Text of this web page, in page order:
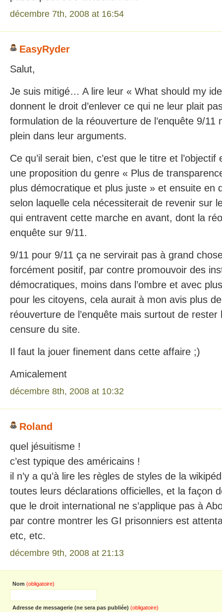
décembre 7th, 2008 at 16:54
EasyRyder
Salut,
Je suis mitigé… A lire leur « What should my
donnent le droit d’enlever ce qui ne leur plait
formulation de la réouverture de l’enquête 9/11
plein dans leur arguments.
Ce qu’il serait bien, c’est que le titre et
une proposition du genre « Plus de
plus démocratique et plus juste » et ensuite en
selon laquelle cela nécessiterait de revenir sur
qui entravent cette marche en avant, dont la
enquête sur 9/11.
9/11 pour 9/11 ça ne servirait pas à grand
forcément positif, par contre promouvoir des
démocratiques, moins dans l’ombre et avec
pour les citoyens, cela aurait à mon avis plus
réouverture de l’enquête mais surtout de rester
censure du site.
Il faut la jouer finement dans cette affaire ;)
Amicalement
décembre 8th, 2008 at 10:32
Roland
quel jésuitisme !
c’est typique des américains !
il n’y a qu’à lire les règles de styles de la
toutes leurs déclarations officielles, et la façon
que le droit international ne s’applique pas à
par contre montrer les GI prisonniers est
etc, etc.
décembre 9th, 2008 at 21:13
Nom (obligatoire)
Adresse de messagerie (ne sera pas publiée) (obligatoire)